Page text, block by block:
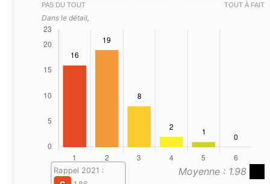
PAS DU TOUT TOUT À FAIT
Dans le détail,
Moyenne : 1.98
Rappel 2021 :